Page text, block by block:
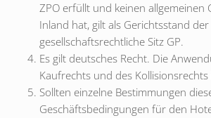
ZPO erfüllt und keinen allgemeinen
Inland hat, gilt als Gerichtsstand der
gesellschaftsrechtliche Sitz GP.
Es gilt deutsches Recht. Die
Kaufrechts und des Kollisionsrechts
Sollten einzelne Bestimmungen
Geschäftsbedingungen für den